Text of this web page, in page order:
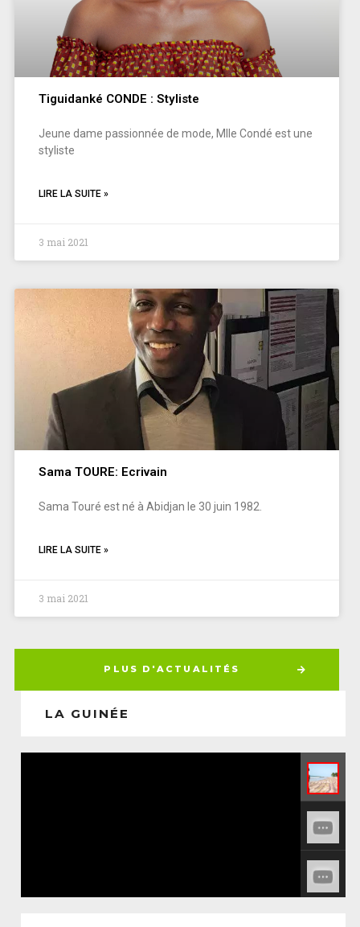
Tiguidanké CONDE : Styliste
Jeune dame passionnée de mode, Mlle Condé est une
styliste
LIRE LA SUITE »
3 mai 2021
Sama TOURE: Ecrivain
Sama Touré est né à Abidjan le 30 juin 1982.
LIRE LA SUITE »
3 mai 2021
PLUS D'ACTUALITÉS
LA GUINÉE